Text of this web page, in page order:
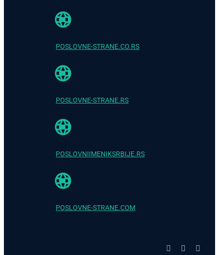
POSLOVNE-STRANE.CO.RS
POSLOVNE-STRANE.RS
POSLOVNIIMENIKSRBIJE.RS
POSLOVNE-STRANE.COM